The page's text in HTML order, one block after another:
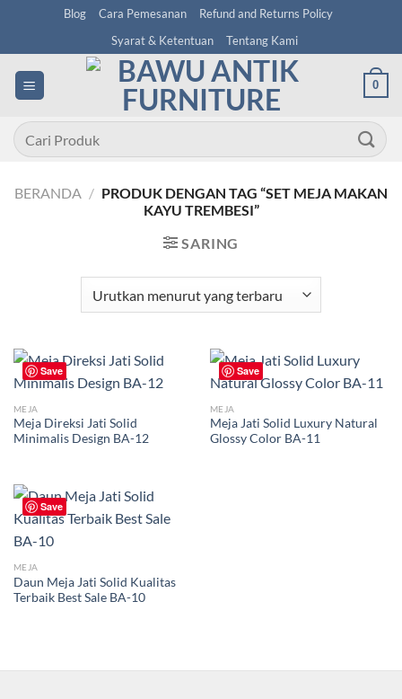
content
Blog Cara Pemesanan
Refund and Returns Policy
Syarat & Ketentuan
Tentang Kami
0
Pencarian
untuk:
BERANDA / PRODUK DENGAN TAG “SET MEJA MAKAN
KAYU TREMBESI”
SARING
Save
MEJA
Meja Direksi Jati Solid
Minimalis Design BA-12
Save
MEJA
Meja Jati Solid Luxury Natural
Glossy Color BA-11
Save
MEJA
Daun Meja Jati Solid Kualitas
Terbaik Best Sale BA-10